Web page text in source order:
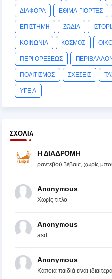
ΔΙΑΦΟΡΑ ΕΘΙΜΑ-ΓΙΟΡΤΕΣ
ΕΠΙΣΤΗΜΗ ΖΩΔΙΑ
ΚΟΙΝΩΝΙΑ ΚΟΣΜΟΣ
ΠΕΡΙ ΟΡΕΞΕΩΣ
ΠΟΛΙΤΙΣΜΟΣ ΣΧΕΣΕΙΣ
ΥΓΕΙΑ
ΣΧΌΛΙΑ
Η ΔΙΑΔΡΟΜΗ
ραντεβού βέβαια, χωρίς
Anonymous
Χωρίς τίτλο
Anonymous
asd
Anonymous
Κάποια παιδιά είναι